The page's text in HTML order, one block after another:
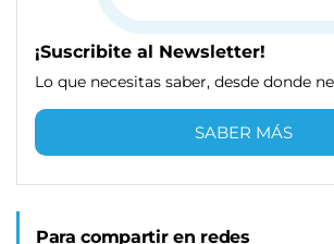
¡Suscribite al Newsletter!
Lo que necesitas saber, desde donde
SABER MÁS
Para compartir en redes